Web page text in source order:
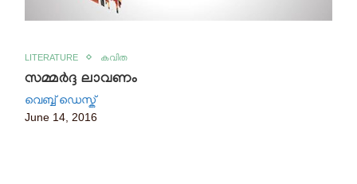
LITERATURE കവിത
സമ്മർദ്ദ ലാവണം
വെബ്ബ് ഡെസ്ക്
June 14, 2016